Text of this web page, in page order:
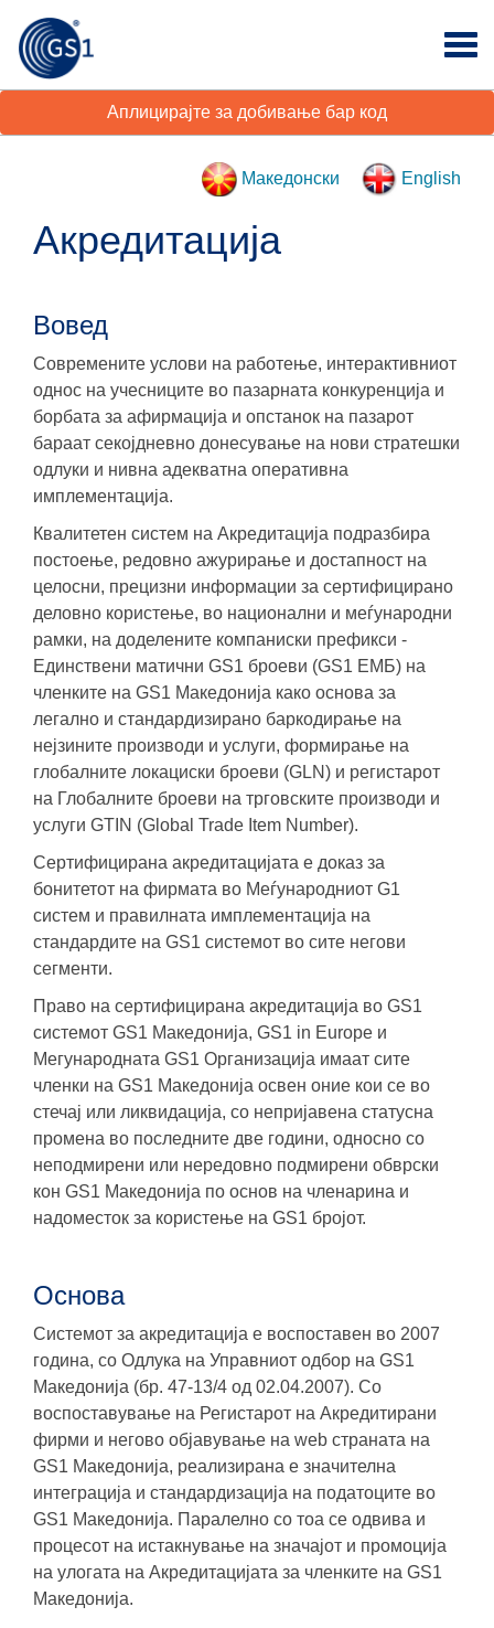
Аплицирајте за добивање бар код
Македонски English
Акредитација
Вовед
Современите услови на работење, интерактивниот
однос на учесниците во пазарната конкуренција и
борбата за афирмација и опстанок на пазарот
бараат секојдневно донесување на нови стратешки
одлуки и нивна адекватна оперативна
имплементација.
Квалитетен систем на Акредитација подразбира
постоење, редовно ажурирање и достапност на
целосни, прецизни информации за сертифицирано
деловно користење, во национални и меѓународни
рамки, на доделените компаниски префикси -
Единствени матични GS1 броеви (GS1 ЕМБ) на
членките на GS1 Македонија како основа за
легално и стандардизирано баркодирање на
нејзините производи и услуги, формирање на
глобалните локациски броеви (GLN) и регистарот
на Глобалните броеви на трговските производи и
услуги GTIN (Global Trade Item Number).
Сертифицирана акредитацијата е доказ за
бонитетот на фирмата во Меѓународниот G1
систем и правилната имплементација на
стандардите на GS1 системот во сите негови
сегменти.
Право на сертифицирана акредитација во GS1
системот GS1 Македонија, GS1 in Europe и
Мегународната GS1 Организација имаат сите
членки на GS1 Македонија освен оние кои се во
стечај или ликвидација, со непријавена статусна
промена во последните две години, односно со
неподмирени или нередовно подмирени обврски
кон GS1 Македонија по основ на членарина и
надоместок за користење на GS1 бројот.
Основa
Системот за акредитација е воспоставен во 2007
година, со Одлука на Управниот одбор на GS1
Македонија (бр. 47-13/4 од 02.04.2007). Со
воспоставување на Регистарот на Акредитирани
фирми и негово објавување на web страната на
GS1 Македонија, реализирана е значителна
интеграција и стандардизација на податоците во
GS1 Македонија. Паралелно со тоа се одвива и
процесот на истакнување на значајот и промоција
на улогата на Акредитацијата за членките на GS1
Македонија.